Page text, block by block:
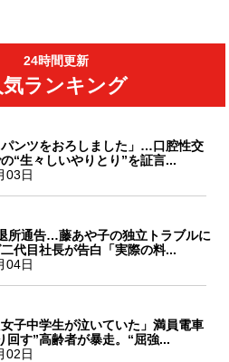
24時間更新
気ランキング
パンツをおろしました」…口腔性交
“生々しいやりとり”を証言...
03日
所通告…藤あや子の独立トラブルに
代目社長が告白「実際の料...
04日
女子中学生が泣いていた」満員電車
回す”高齢者が暴走。“屈強...
02日